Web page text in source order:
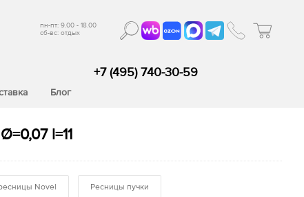
пн-пт: 9.00 - 18.00
сб-вс: отдых
Блог
+7 (495) 740-30-59
l=11
Novel Ресницы пучки